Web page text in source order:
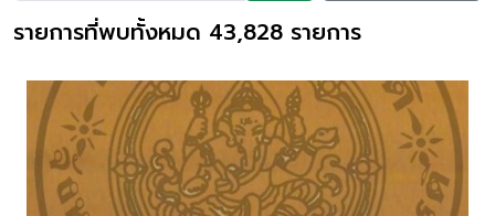
รายการที่พบทั้งหมด 43,828 รายการ